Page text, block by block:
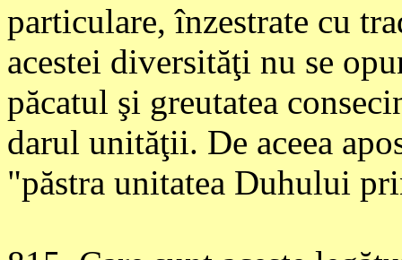
particulare, înzestrate cu
acestei diversităţi nu se
păcatul şi greutatea
darul unităţii. De aceea
"păstra unitatea Duhului